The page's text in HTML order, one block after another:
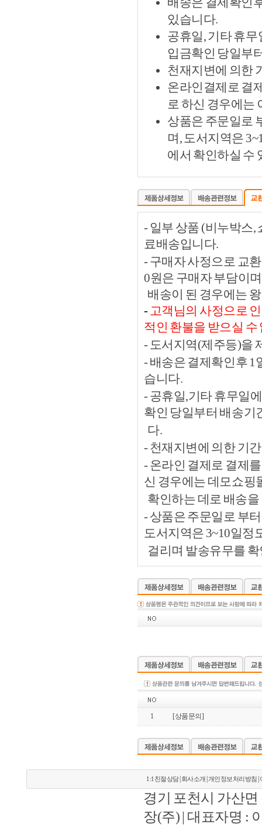
있습니다.
공휴일, 기타 휴
입금확인 당일부
천재지변에 의한
온라인결제로 결
로 하신 경우에는
상품은 주문일로
며, 도서지역은
에서 확인하실 수
- 일부 상품 (비누박스
료배송입니다.
- 구매자 사정으로 교
0원은 구매자 부담이
배송이 된 경우에는
-고객님의 사정으로
적인 환불을 받으실 수
- 도서지역(제주등)을
- 배송은 결제확인후 1
습니다.
- 공휴일,기타 휴무일
확인 당일부터 배송기
다.
- 천재지변에 의한 기
- 온라인 결제로 결제
신 경우에는 데모쇼핑
확인하는 데로 배송을
- 상품은 주문일로 부
도서지역은 3~10일정
걸리며 발송유무를
1 [상품문의]
1:1친절상담| 회사소개 개인정보처리방침
경기 포천시 가산
장(주) | 대표자명 :